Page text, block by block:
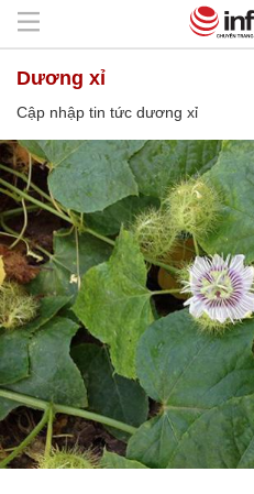
dương xỉ
Cập nhập tin tức dương xỉ